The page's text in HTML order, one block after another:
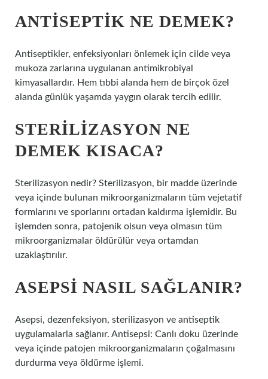
ANTISEPTIK NE DEMEK?
Antiseptikler, enfeksiyonları önlemek için cilde veya
mukoza zarlarına uygulanan antimikrobiyal
kimyasallardır. Hem tıbbi alanda hem de birçok özel
alanda günlük yaşamda yaygın olarak tercih edilir.
STERILIZASYON NE
DEMEK KISACA?
Sterilizasyon nedir? Sterilizasyon, bir madde üzerinde
veya içinde bulunan mikroorganizmaların tüm vejetatif
formlarını ve sporlarını ortadan kaldırma işlemidir. Bu
işlemden sonra, patojenik olsun veya olmasın tüm
mikroorganizmalar öldürülür veya ortamdan
uzaklaştırılır.
ASEPSI NASIL SAĞLANIR?
Asepsi, dezenfeksiyon, sterilizasyon ve antiseptik
uygulamalarla sağlanır. Antisepsi: Canlı doku üzerinde
veya içinde patojen mikroorganizmaların çoğalmasını
durdurma veya öldürme işlemi.